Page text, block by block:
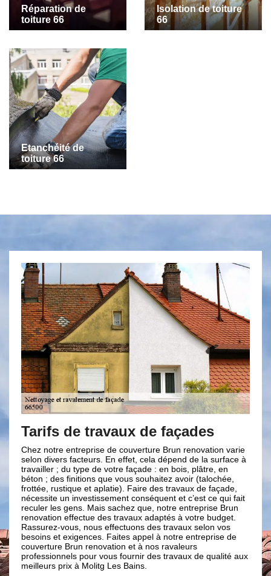
Réparation de
toiture 66
Isolation de toiture
66
Etanchéité de
toiture 66
de façades
de couverture Brun renovation varie
En effet, cela dépend de la surface à
votre façade : en bois, plâtre, en
que vous souhaitez avoir (talochée,
Faire des travaux de façade,
conséquent et c’est ce qui fait
sachez que, notre entreprise Brun
des travaux adaptés à votre budget.
effectuons des travaux selon vos
Faites appel à notre entreprise de
et à nos ravaleurs
vous fournir des travaux de qualité aux
Les Bains.
Engager une
nettoyage et
façade à Molitg
Il est conseillé de nettoyer
beauté. De nos jours, il
en nettoyage et ravalement
renovation à Molitg Les
hautement qualifiée pour
66500. Cela est dû à leur
dans le domaine de
Quel que soit l’état de votre
Molitg Les Bains sera en
avec un tarif abordable et